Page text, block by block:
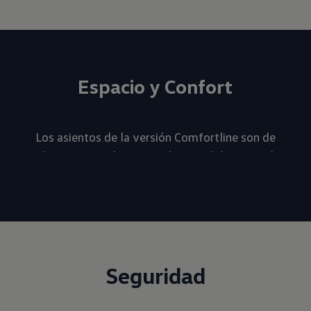
Espacio y Confort
Los asientos de la versión Comfortline son de
tela con tapizado y apoyabrazos delanteros de
Encuentra en Amarok la increíble comodidad que
te ofrecen los asientos eléctricos y modificación
Seguridad